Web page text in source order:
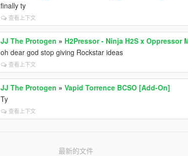
finally ty
查看上下文
JJ The Protogen » H2Pressor - Ninja H2S x Oppressor
oh dear god stop giving Rockstar ideas
查看上下文
JJ The Protogen »Vapid Torrence BCSO [Add-On]
Ty
查看上下文
最新的文件